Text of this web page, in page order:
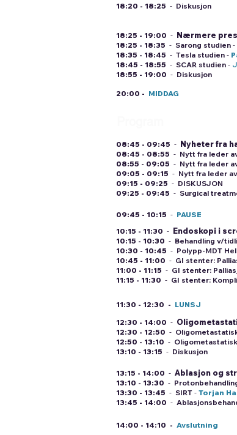
18:20 - 18:25 - Diskusjon
18:25 - 19:00 - Nærmere
18:25 - 18:35 - Sarong studien -
18:35 - 18:45 - Tesla studien -
18:45 - 18:55 - SCAR studien -
18:55 - 19:00 - Diskusjon
20:00 - MIDDAG
08:45 - 09:45 - Nyheter fra
08:45 - 08:55 - Nytt fra leder
08:55 - 09:05 - Nytt fra leder
09:05 - 09:15 - Nytt fra leder
09:15 - 09:25 - DISKUSJON
09:25 - 09:45 - Surgical
09:45 - 10:15 - PAUSE
10:15 - 11:30 - Endoskopi i
10:15 - 10:30 - Behandling v/
10:30 - 10:45 - Polypp-MDT
10:45 - 11:00 - GI stenter:
11:00 - 11:15 - GI stenter:
11:15 - 11:30 - GI stenter:
11:30 - 12:30 - LUNSJ
12:30 - 14:00 -
12:30 - 12:50 -
12:50 - 13:10 -
13:10 - 13:15 - Diskusjon
13:15 - 14:00 - Ablasjon og
13:10 - 13:30 -
13:30 - 13:45 - SIRT - Torjan
13:45 - 14:00 -
14:00 - 14:10 - Avslutning